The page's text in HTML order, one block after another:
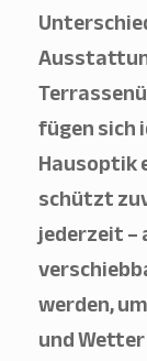
fügen sich
Hausoptik
schützt
jederzeit –
werden,
und